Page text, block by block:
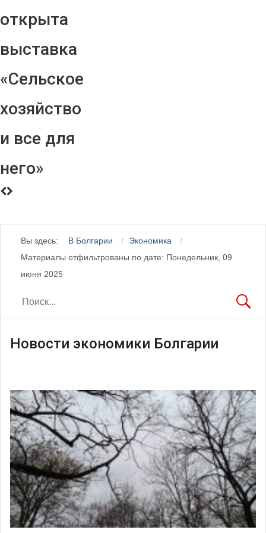
открыта
выставка
«Сельское
хозяйство
и все для
него»
Вы здесь: В Болгарии
Экономика
Материалы отфильтрованы по дате: Понедельник, 09
июня 2025
Новости экономики Болгарии